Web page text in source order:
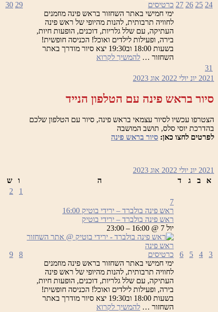
24
25
26
27 כרטיסים
ימי חמישי באתר השחזור בראש פינה מוזמנים
לחוויה תרבותית, להנות מהיופי של ראש פינה
העתיקה, עם שלל גלריות, דוכנים, הופעות חיות,
בירה, ופעילות לילדים ואוכל! הכניסה חופשית!
בשעות 18:00 וב19:30 יצא סיור מודרך באתר
השחזור … להמשיך לקרוא
בוטיק
29
30
31
2021 יונ יולי 2022 אוג 2023
סיור בראש פינה עם הטלפון הנייד
הצטרפו עכשיו לסיור עצמאי בראש פינה, סיור עם הטלפון שלכם
בהדרכת יוסי סלס, תושב המושבה
לפרטים לחצו כאן: סיור בראש פינה
2021 יונ יולי 2022 אוג 2023
א
ב ג ד ה ו
ש
1
2
3
4
5
6
7
ראש פינה בולברד – ירידי בוטיק 16:00
ראש פינה בולברד – ירידי בוטיק
יול 7 @ 16:00 – 23:00
כרטיסים
ימי חמישי באתר השחזור בראש פינה מוזמנים
לחוויה תרבותית, להנות מהיופי של ראש פינה
העתיקה, עם שלל גלריות, דוכנים, הופעות חיות,
בירה, ופעילות לילדים ואוכל! הכניסה חופשית!
בשעות 18:00 וב19:30 יצא סיור מודרך באתר
השחזור … להמשיך לקרוא
8
9